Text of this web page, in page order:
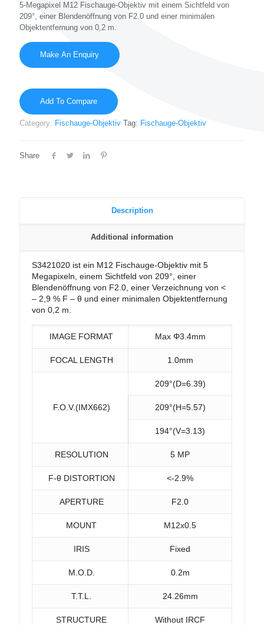
5-Megapixel M12 Fischauge-Objektiv mit einem Sichtfeld von
209°, einer Blendenöffnung von F2.0 und einer minimalen
Objektentfernung von 0,2 m.
Add To Compare
Category: Fischauge-Objektiv Tag: Fischauge-Objektiv
Share
Description
Additional information
S3421020 ist ein M12 Fischauge-Objektiv mit 5
Megapixeln, einem Sichtfeld von 209°, einer
Blendenöffnung von F2.0, einer Verzeichnung von <
– 2,9 % F – θ und einer minimalen Objektentfernung
von 0,2 m.
IMAGE FORMAT Max Φ3.4mm
FOCAL LENGTH 1.0mm
F.O.V.(IMX662)
209°(D=6.39)
209°(H=5.57)
194°(V=3.13)
RESOLUTION 5 MP
F-θ DISTORTION <-2.9%
APERTURE F2.0
MOUNT M12x0.5
IRIS Fixed
M.O.D. 0.2m
T.T.L. 24.26mm
STRUCTURE Without IRCF